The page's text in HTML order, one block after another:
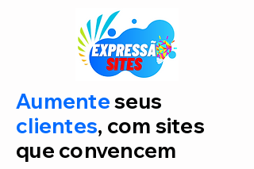
Aumenteseus
clientes, com sites
que convencem